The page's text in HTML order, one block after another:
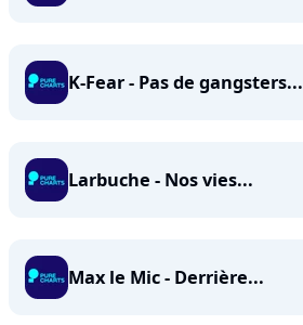
K-Fear - Pas de gangsters...
Larbuche - Nos vies...
Max le Mic - Derrière...